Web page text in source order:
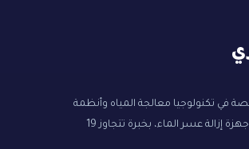
في تكنولوجيا معالجة المياه وأنظمة
التناضح العكسي وأجهزة إزالة عسر الماء، بخبرة تتجاوز 19